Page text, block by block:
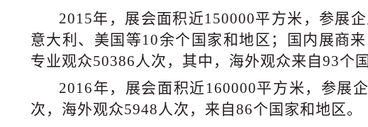
2015年， 展会面积近150000平方米 ， 参展
意大利、美国等10余个国家和地区；国内展商
专业观众50386人次，其中，海外观众来自93个
2016年， 展会面积近 160000平方米 ， 参展
次，海外观众5948人次，来自86个国家和地区。